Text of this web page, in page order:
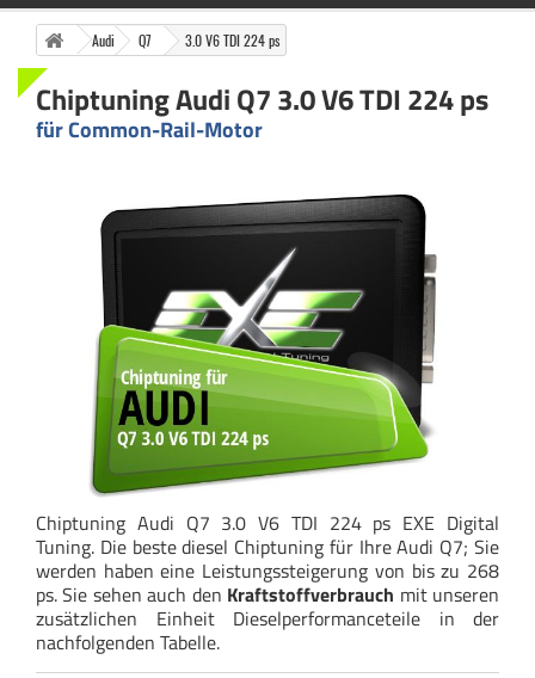
Audi Q7 3.0 V6 TDI 224 ps
Chiptuning Audi Q7 3.0 V6 TDI 224 ps
für Common-Rail-Motor
Chiptuning Audi Q7 3.0 V6 TDI 224 ps EXE Digital
Tuning. Die beste diesel Chiptuning für Ihre Audi Q7; Sie
werden haben eine Leistungssteigerung von bis zu 268
ps. Sie sehen auch den Kraftstoffverbrauch mit unseren
zusätzlichen Einheit Dieselperformanceteile in der
nachfolgenden Tabelle.